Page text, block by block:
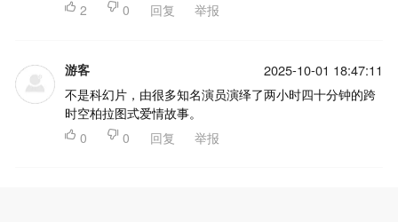
 2  0 回复 举报
游客 2025-10-01 18:47:11
不是科幻片，由很多知名演员演绎了两小时四十分钟的跨
时空柏拉图式爱情故事。
 0  0 回复 举报